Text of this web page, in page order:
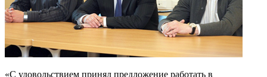
«С удовольствием принял предложение работать в